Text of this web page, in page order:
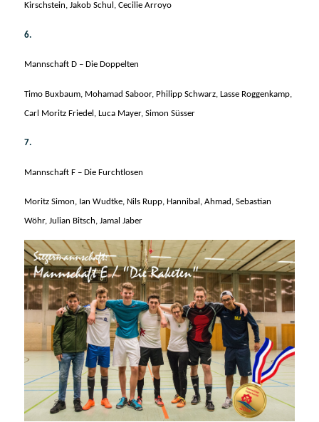
Kirschstein, Jakob Schul, Cecilie Arroyo
6.
Mannschaft D – Die Doppelten
Timo Buxbaum, Mohamad Saboor, Philipp Schwarz, Lasse Roggenkamp,
Carl Moritz Friedel, Luca Mayer, Simon Süsser
7.
Mannschaft F – Die Furchtlosen
Moritz Simon, Ian Wudtke, Nils Rupp, Hannibal, Ahmad, Sebastian
Wöhr, Julian Bitsch, Jamal Jaber